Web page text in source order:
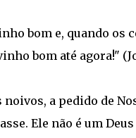
bom e, quando os
bom até agora!" (Jo
noivos, a pedido de
Ele não é um